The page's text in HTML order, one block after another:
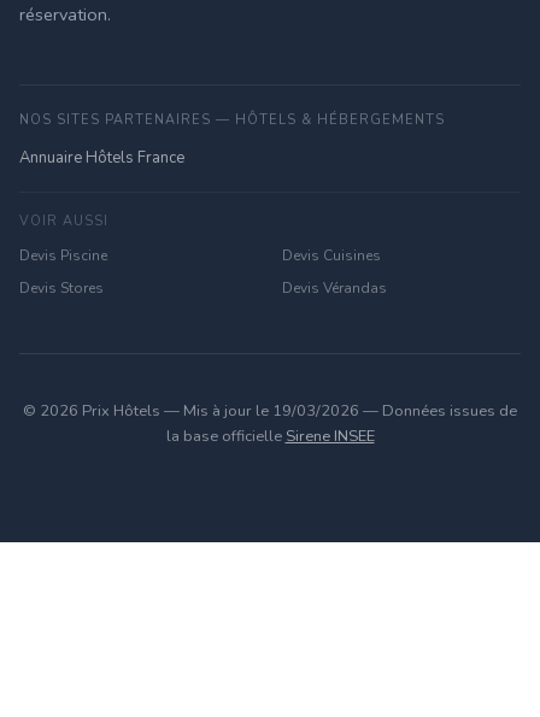
réservation.
NOS SITES PARTENAIRES — HÔTELS & HÉBERGEMENTS
Annuaire Hôtels France
VOIR AUSSI
Devis Piscine
Devis Cuisines
Devis Stores
Devis Vérandas
© 2026 Prix Hôtels — Mis à jour le 19/03/2026 — Données issues de
la base officielle Sirene INSEE